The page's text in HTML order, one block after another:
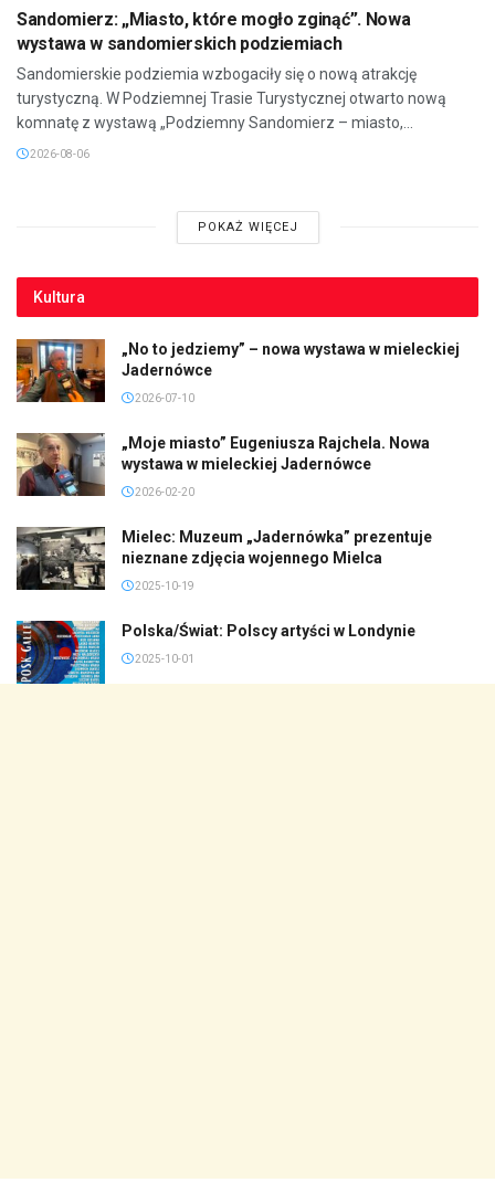
Sandomierz: „Miasto, które mogło zginąć”. Nowa
wystawa w sandomierskich podziemiach
Sandomierskie podziemia wzbogaciły się o nową atrakcję
turystyczną. W Podziemnej Trasie Turystycznej otwarto nową
komnatę z wystawą „Podziemny Sandomierz – miasto,...
2026-08-06
POKAŻ WIĘCEJ
Kultura
„No to jedziemy” – nowa wystawa w mieleckiej
Jadernówce
2026-07-10
„Moje miasto” Eugeniusza Rajchela. Nowa
wystawa w mieleckiej Jadernówce
2026-02-20
Mielec: Muzeum „Jadernówka” prezentuje
nieznane zdjęcia wojennego Mielca
2025-10-19
Polska/Świat: Polscy artyści w Londynie
2025-10-01